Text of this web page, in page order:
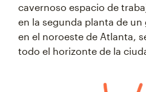
cavernoso espacio de
en la segunda planta de
en el noroeste de Atlanta,
todo el horizonte de la